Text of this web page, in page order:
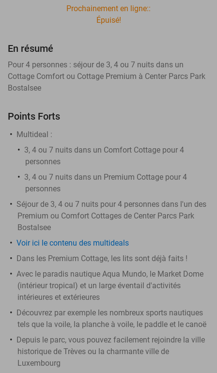
Prochainement en ligne::
Épuisé!
En résumé
Pour 4 personnes : séjour de 3, 4 ou 7 nuits dans un
Cottage Comfort ou Cottage Premium à Center Parcs Park
Bostalsee
Points Forts
Multideal :
3, 4 ou 7 nuits dans un Comfort Cottage pour 4
personnes
3, 4 ou 7 nuits dans un Premium Cottage pour 4
personnes
Séjour de 3, 4 ou 7 nuits pour 4 personnes dans l'un des
Premium ou Comfort Cottages de Center Parcs Park
Bostalsee
Voir ici le contenu des multideals
Dans les Premium Cottage, les lits sont déjà faits !
Avec le paradis nautique Aqua Mundo, le Market Dome
(intérieur tropical) et un large éventail d'activités
intérieures et extérieures
Découvrez par exemple les nombreux sports nautiques
tels que la voile, la planche à voile, le paddle et le canoë
Depuis le parc, vous pouvez facilement rejoindre la ville
historique de Trèves ou la charmante ville de
Luxembourg